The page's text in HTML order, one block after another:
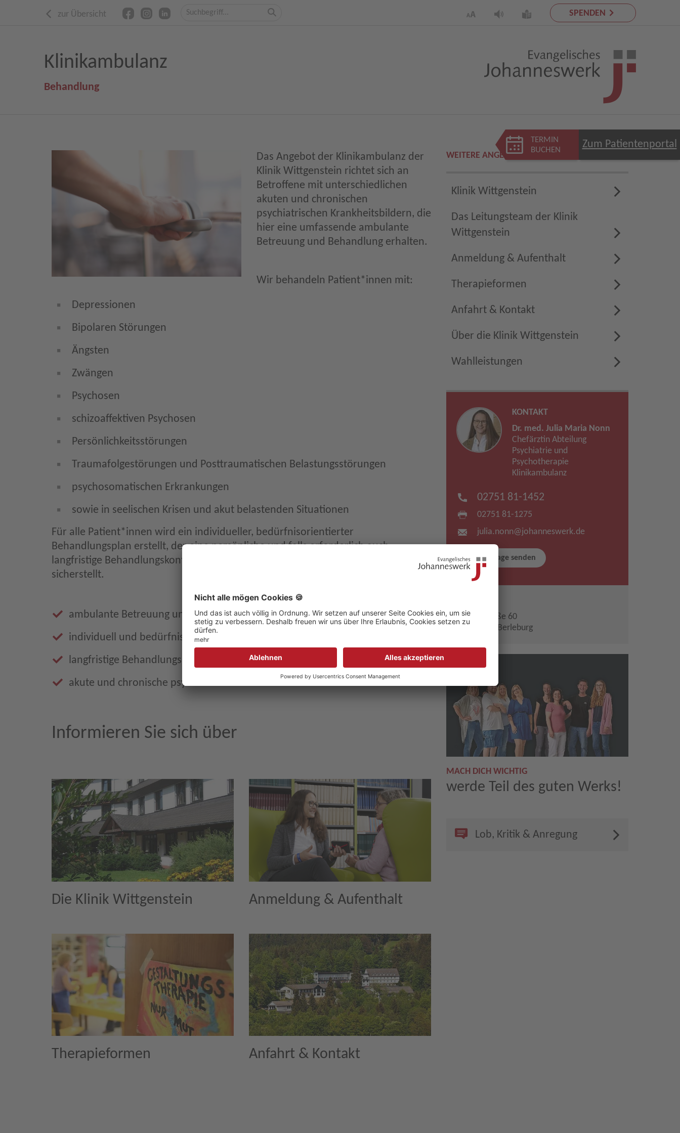
zur Übersicht SPENDEN
Klinikambulanz
Behandlung
Das Angebot der Klinikambulanz der
Klinik Wittgenstein richtet sich an
Betroffene mit unterschiedlichen
akuten und chronischen
psychiatrischen Krankheitsbildern, die
hier eine umfassende ambulante
Betreuung und Behandlung erhalten.
Wir behandeln Patient*innen mit:
Depressionen
Bipolaren Störungen
Ängsten
Zwängen
Psychosen
schizoaffektiven Psychosen
Persönlichkeitsstörungen
Traumafolgestörungen und Posttraumatischen Belastungsstörungen
psychosomatischen Erkrankungen
sowie in seelischen Krisen und akut belastenden Situationen
Für alle Patient*innen wird ein individueller, bedürfnisorientierter
Behandlungsplan erstellt, der eine persönliche und falls erforderlich auch
langfristige Behandlungskontinuität ermöglicht sowie eine Krisenversorgung
sicherstellt.
ambulante Betreuung und Behandlung
individuell und bedürfnisorientiert
langfristige Behandlungskontinuität
akute und chronische psychiatrische Krankheitsbilder
Informieren Sie sich über
Die Klinik Wittgenstein Anmeldung & Aufenthalt
Therapieformen Anfahrt & Kontakt
WEITERE ANGEBOTE
Klinik Wittgenstein
Das Leitungsteam der Klinik
Wittgenstein
Anmeldung & Aufenthalt
Therapieformen
Anfahrt & Kontakt
Über die Klinik Wittgenstein
Wahlleistungen
KONTAKT
Dr. med. Julia Maria Nonn
Chefärztin Abteilung
Psychiatrie und
Psychotherapie
Klinikambulanz
02751 81-1452
02751 81-1275
julia.nonn​@johanneswerk.de
Anfrage senden
Sählingstraße 60
57319 Bad Berleburg
MACH DICH WICHTIG
werde Teil des guten Werks!
Lob, Kritik & Anregung
TERMIN
BUCHEN
Zum Patientenportal